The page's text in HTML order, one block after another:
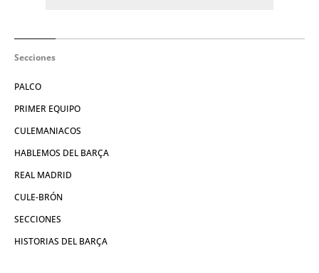
Secciones
PALCO
PRIMER EQUIPO
CULEMANIACOS
HABLEMOS DEL BARÇA
REAL MADRID
CULE-BRÓN
SECCIONES
HISTORIAS DEL BARÇA